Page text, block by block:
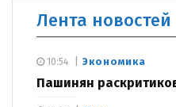
Лента новостей
Экономика
Пашинян
10:54